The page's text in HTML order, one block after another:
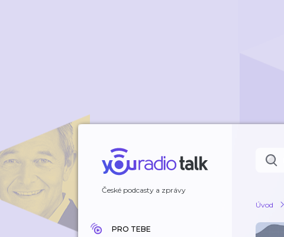
České podcasty a zprávy
PRO TEBE
Úvod